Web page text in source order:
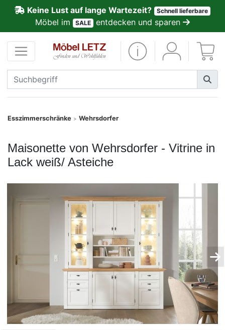
Keine Lust auf lange Wartezeit? Schnell lieferbare
Möbel im SALE entdecken und sparen
Esszimmerschränke > Wehrsdorfer
Maisonette von Wehrsdorfer - Vitrine in
Lack weiß/ Asteiche
Kundenmeinungen
Anmelden
PREMIUM
Schnell
SALE
Konfigurator
Finanzierung
Letz-